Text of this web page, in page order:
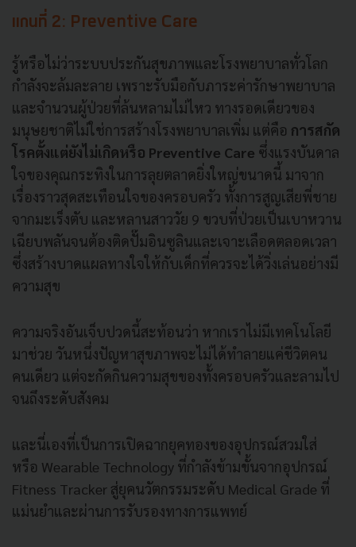
แกนที่ 2: Preventive Care
รู้หรือไม่ว่าระบบประกันสุขภาพและโรงพยาบาลทั่วโลก
กำลังจะล้มละลาย เพราะรับมือกับภาระค่ารักษาพยาบาล
และจำนวนผู้ป่วยที่ล้นหลามไม่ไหว ทางรอดเดียวของ
มนุษยชาติไม่ใช่การสร้างโรงพยาบาลเพิ่ม แต่คือ การสกัด
โรคตั้งแต่ยังไม่เกิดหรือ Preventive Care ซึ่งแรงบันดาล
ใจของคุณกระทิงในการลุยตลาดยิ่งใหญ่ขนาดนี้ มาจาก
เรื่องราวสุดสะเทือนใจของครอบครัว ทั้งการสูญเสียพี่ชาย
จากมะเร็งตับ และหลานสาววัย 9 ขวบที่ป่วยเป็นเบาหวาน
เฉียบพลันจนต้องติดปั๊มอินซูลินและเจาะเลือดตลอดเวลา
ซึ่งสร้างบาดแผลทางใจให้กับเด็กที่ควรจะได้วิ่งเล่นอย่างมี
ความสุข
ความจริงอันเจ็บปวดนี้สะท้อนว่า หากเราไม่มีเทคโนโลยี
มาช่วย วันหนึ่งปัญหาสุขภาพจะไม่ได้ทำลายแค่ชีวิตคน
คนเดียว แต่จะกัดกินความสุขของทั้งครอบครัวและลามไป
จนถึงระดับสังคม
และนี่เองที่เป็นการเปิดฉากยุคทองของอุปกรณ์สวมใส่
หรือ Wearable Technology ที่กำลังข้ามขั้นจากอุปกรณ์
Fitness Tracker สู่ยุคนวัตกรรมระดับ Medical Grade ที่
แม่นยำและผ่านการรับรองทางการแพทย์